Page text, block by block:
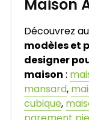
Maison
Découvrez
modèles et
designer
maison :
mansard,
cubique,